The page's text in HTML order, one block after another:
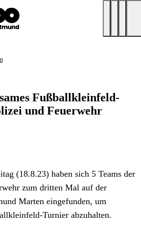
Fußballkleinfeld-
und Feuerwehr
(18.8.23) haben sich 5 Teams der
zum dritten Mal auf der
Marten eingefunden, um
Turnier abzuhalten.